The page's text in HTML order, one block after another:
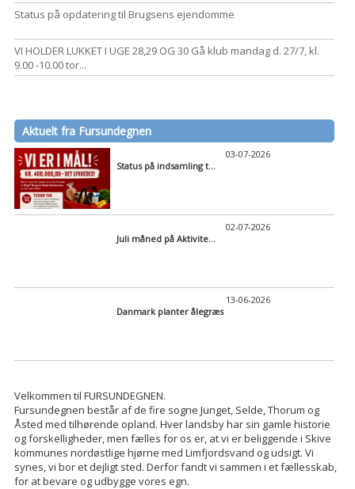
Status på opdatering til Brugsens ejendomme
VI HOLDER LUKKET I UGE 28,29 OG 30 Gå klub mandag d. 27/7, kl.
9.00 -10.00 tor...
Aktuelt fra Fursundegnen
03-07-2026
Status på indsamling t...
02-07-2026
Juli måned på Aktivite...
13-06-2026
Danmark planter ålegræs
Velkommen til FURSUNDEGNEN.
Fursundegnen består af de fire sogne Junget, Selde, Thorum og
Åsted med tilhørende opland. Hver landsby har sin gamle historie
og forskelligheder, men fælles for os er, at vi er beliggende i Skive
kommunes nordøstlige hjørne med Limfjordsvand og udsigt. Vi
synes, vi bor et dejligt sted. Derfor fandt vi sammen i et fællesskab,
for at bevare og udbygge vores egn.